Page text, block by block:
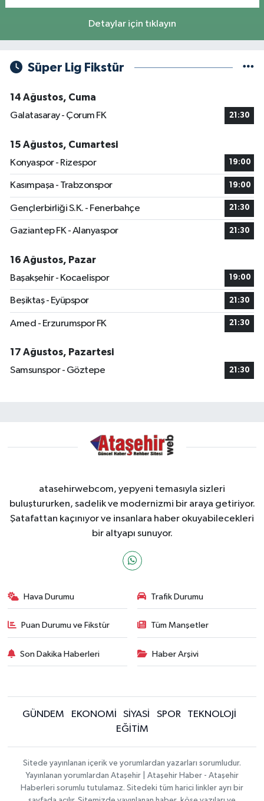
Detaylar için tıklayın
Süper Lig Fikstür
14 Ağustos, Cuma
Galatasaray - Çorum FK
21:30
15 Ağustos, Cumartesi
Konyaspor - Rizespor
19:00
Kasımpaşa - Trabzonspor 19:00
Gençlerbirliği S.K. - Fenerbahçe 21:30
Gaziantep FK - Alanyaspor 21:30
16 Ağustos, Pazar
Başakşehir - Kocaelispor
19:00
Beşiktaş - Eyüpspor 21:30
Amed - Erzurumspor FK 21:30
17 Ağustos, Pazartesi
Samsunspor - Göztepe
21:30
atasehirwebcom, yepyeni temasıyla sizleri
buluştururken, sadelik ve modernizmi bir araya getiriyor.
Şatafattan kaçınıyor ve insanlara haber okuyabilecekleri
bir altyapı sunuyor.
Hava Durumu Trafik Durumu
Puan Durumu ve Fikstür Tüm Manşetler
Son Dakika Haberleri Haber Arşivi
GÜNDEM EKONOMİ SİYASİ SPOR
TEKNOLOJİ
EĞİTİM
Sitede yayınlanan içerik ve yorumlardan yazarları sorumludur.
Yayınlanan yorumlardan Ataşehir | Ataşehir Haber - Ataşehir
Haberleri sorumlu tutulamaz. Sitedeki tüm harici linkler ayrı bir